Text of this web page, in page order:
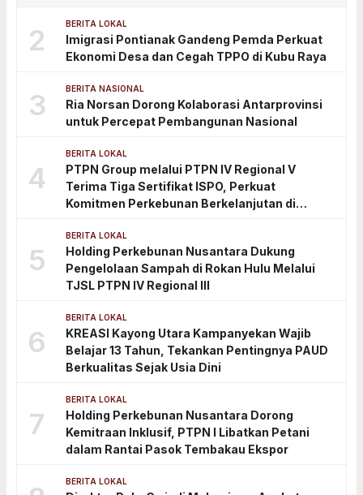
2 BERITA LOKAL
Imigrasi Pontianak Gandeng Pemda Perkuat
Ekonomi Desa dan Cegah TPPO di Kubu Raya
3 BERITA NASIONAL
Ria Norsan Dorong Kolaborasi Antarprovinsi
untuk Percepat Pembangunan Nasional
4
BERITA LOKAL
PTPN Group melalui PTPN IV Regional V
Terima Tiga Sertifikat ISPO, Perkuat
Komitmen Perkebunan Berkelanjutan di
5
BERITA LOKAL
Holding Perkebunan Nusantara Dukung
Pengelolaan Sampah di Rokan Hulu Melalui
TJSL PTPN IV Regional III
6
BERITA LOKAL
KREASI Kayong Utara Kampanyekan Wajib
Belajar 13 Tahun, Tekankan Pentingnya PAUD
Berkualitas Sejak Usia Dini
7
BERITA LOKAL
Holding Perkebunan Nusantara Dorong
Kemitraan Inklusif, PTPN I Libatkan Petani
dalam Rantai Pasok Tembakau Ekspor
BERITA LOKAL